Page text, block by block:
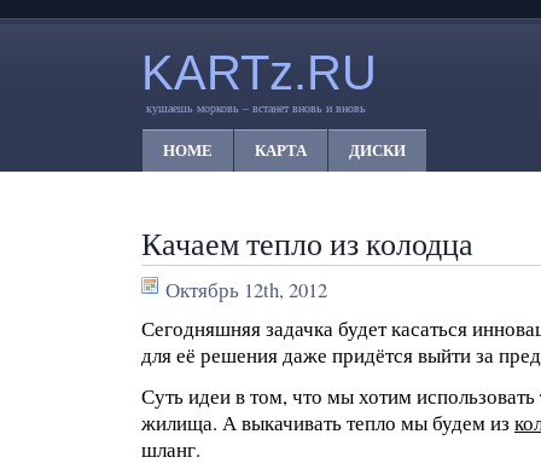
KARTz.RU
кушаешь морковь – встанет вновь и вновь
HOME КАРТА ДИСКИ
Качаем тепло из колодца
Октябрь 12th, 2012
Сегодняшняя задачка будет касаться
для её решения даже придётся выйти за
Суть идеи в том, что мы хотим
жилища. А выкачивать тепло мы будем из
шланг.